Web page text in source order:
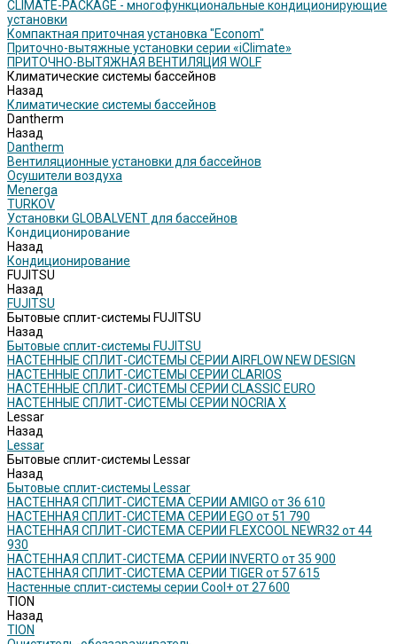
CLIMATE-PACKAGE - многофункциональные кондиционирующие
установки
Компактная приточная установка "Econom"
Приточно-вытяжные установки серии «iClimate»
ПРИТОЧНО-ВЫТЯЖНАЯ ВЕНТИЛЯЦИЯ WOLF
Климатические системы бассейнов
Назад
Климатические системы бассейнов
Dantherm
Назад
Dantherm
Вентиляционные установки для бассейнов
Осушители воздуха
Menerga
TURKOV
Установки GLOBALVENT для бассейнов
Кондиционирование
Назад
Кондиционирование
FUJITSU
Назад
FUJITSU
Бытовые сплит-системы FUJITSU
Назад
Бытовые сплит-системы FUJITSU
НАСТЕННЫЕ СПЛИТ-СИСТЕМЫ СЕРИИ AIRFLOW NEW DESIGN
НАСТЕННЫЕ СПЛИТ-СИСТЕМЫ СЕРИИ CLARIOS
НАСТЕННЫЕ СПЛИТ-СИСТЕМЫ СЕРИИ CLASSIC EURO
НАСТЕННЫЕ СПЛИТ-СИСТЕМЫ СЕРИИ NOCRIA X
Lessar
Назад
Lessar
Бытовые сплит-системы Lessar
Назад
Бытовые сплит-системы Lessar
НАСТЕННАЯ СПЛИТ-СИСТЕМА СЕРИИ AMIGO от 36 610
НАСТЕННАЯ СПЛИТ-СИСТЕМА СЕРИИ EGO от 51 790
НАСТЕННАЯ СПЛИТ-СИСТЕМА СЕРИИ FLEXCOOL NEWR32 от 44
930
НАСТЕННАЯ СПЛИТ-СИСТЕМА СЕРИИ INVERTO от 35 900
НАСТЕННАЯ СПЛИТ-СИСТЕМА СЕРИИ TIGER от 57 615
Настенные сплит-системы серии Cool+ от 27 600
TION
Назад
TION